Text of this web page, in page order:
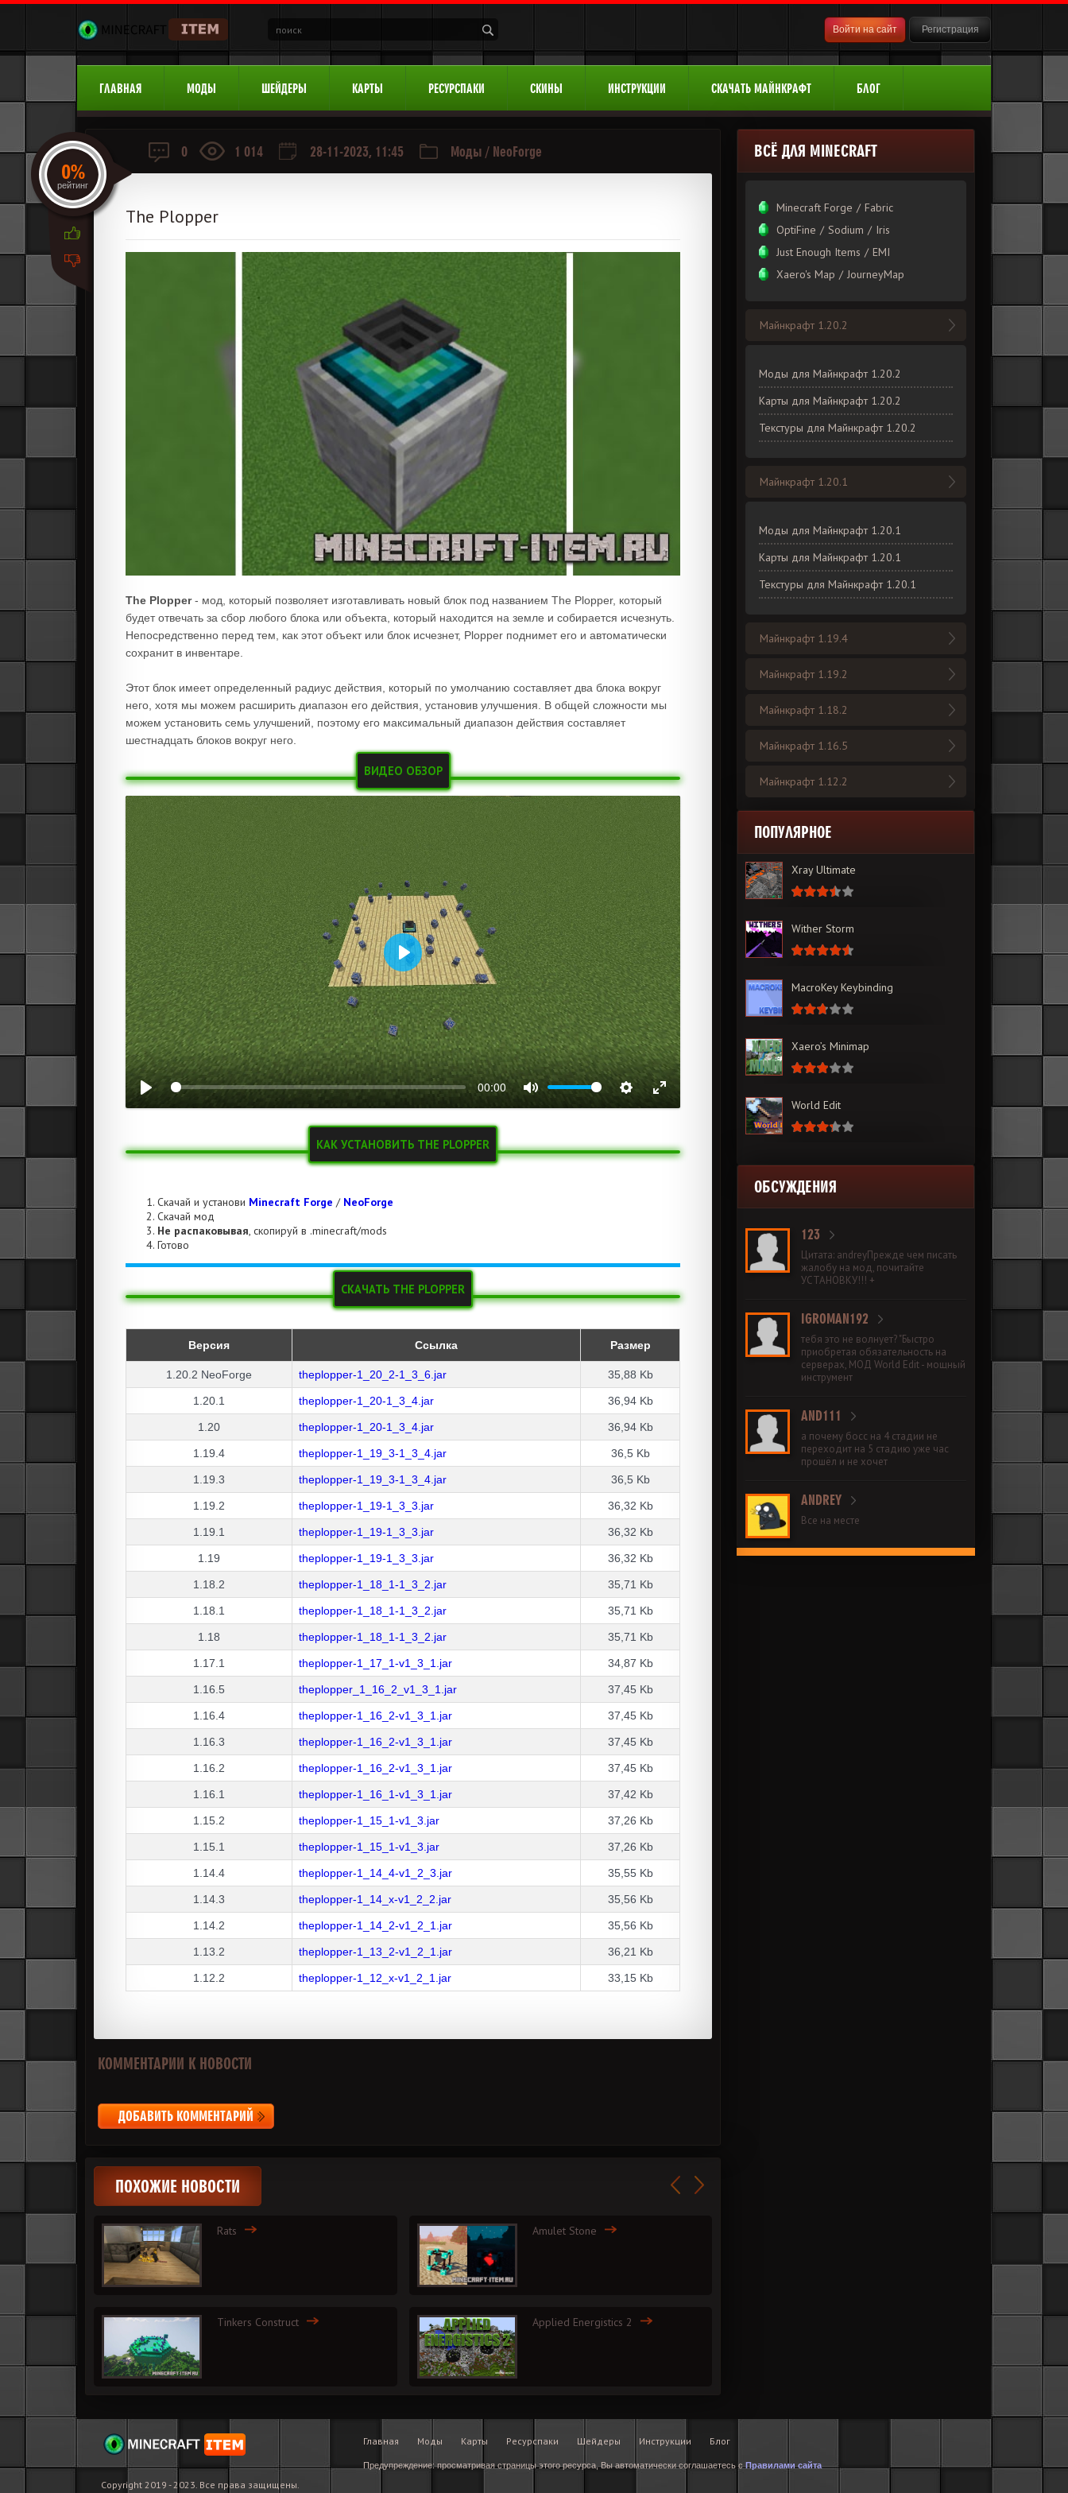
Войти на сайт Регистрация
ГЛАВНАЯ МОДЫ ШЕЙДЕРЫ КАРТЫ РЕСУРСПАКИ СКИНЫ ИНСТРУКЦИИ СКАЧАТЬ МАЙНКРАФТ БЛОГ
0 1 014 28-11-2023, 11:45 Моды / NeoForge
The Plopper
The Plopper- мод, который позволяет изготавливать новый блок под названием The Plopper, который
будет отвечать за сбор любого блока или объекта, который находится на земле и собирается исчезнуть.
Непосредственно перед тем, как этот объект или блок исчезнет, Plopper поднимет его и автоматически
сохранит в инвентаре.
Этот блок имеет определенный радиус действия, который по умолчанию составляет два блока вокруг
него, хотя мы можем расширить диапазон его действия, установив улучшения. В общей сложности мы
можем установить семь улучшений, поэтому его максимальный диапазон действия составляет
шестнадцать блоков вокруг него.
ВИДЕО ОБЗОР
00:00
Воспроизвести
КАК УСТАНОВИТЬ THE PLOPPER
Скачай и установи Minecraft Forge / NeoForge
Скачай мод
Не распаковывая, скопируй в .minecraft/mods
Готово
СКАЧАТЬ THE PLOPPER
Версия Ссылка Размер
1.20.2 NeoForge theplopper-1_20_2-1_3_6.jar 35,88 Kb
1.20.1 theplopper-1_20-1_3_4.jar 36,94 Kb
1.20 theplopper-1_20-1_3_4.jar 36,94 Kb
1.19.4 theplopper-1_19_3-1_3_4.jar 36,5 Kb
1.19.3 theplopper-1_19_3-1_3_4.jar 36,5 Kb
1.19.2 theplopper-1_19-1_3_3.jar 36,32 Kb
1.19.1 theplopper-1_19-1_3_3.jar 36,32 Kb
1.19 theplopper-1_19-1_3_3.jar 36,32 Kb
1.18.2 theplopper-1_18_1-1_3_2.jar 35,71 Kb
1.18.1 theplopper-1_18_1-1_3_2.jar 35,71 Kb
1.18 theplopper-1_18_1-1_3_2.jar 35,71 Kb
1.17.1 theplopper-1_17_1-v1_3_1.jar 34,87 Kb
1.16.5 theplopper_1_16_2_v1_3_1.jar 37,45 Kb
1.16.4 theplopper-1_16_2-v1_3_1.jar 37,45 Kb
1.16.3 theplopper-1_16_2-v1_3_1.jar 37,45 Kb
1.16.2 theplopper-1_16_2-v1_3_1.jar 37,45 Kb
1.16.1 theplopper-1_16_1-v1_3_1.jar 37,42 Kb
1.15.2 theplopper-1_15_1-v1_3.jar 37,26 Kb
1.15.1 theplopper-1_15_1-v1_3.jar 37,26 Kb
1.14.4 theplopper-1_14_4-v1_2_3.jar 35,55 Kb
1.14.3 theplopper-1_14_x-v1_2_2.jar 35,56 Kb
1.14.2 theplopper-1_14_2-v1_2_1.jar 35,56 Kb
1.13.2 theplopper-1_13_2-v1_2_1.jar 36,21 Kb
1.12.2 theplopper-1_12_x-v1_2_1.jar 33,15 Kb
0%
рейтинг
КОММЕНТАРИИ К НОВОСТИ
ДОБАВИТЬ КОММЕНТАРИЙ
ПОХОЖИЕ НОВОСТИ
Rats
Tinkers Construct
Amulet Stone
Applied Energistics 2
ВСЁ ДЛЯ MINECRAFT
Minecraft Forge / Fabric
OptiFine / Sodium / Iris
Just Enough Items / EMI
Xаero's Mаp / JourneyMap
Майнкрафт 1.20.2
Моды для Майнкрафт 1.20.2
Карты для Майнкрафт 1.20.2
Текстуры для Майнкрафт 1.20.2
Майнкрафт 1.20.1
Моды для Майнкрафт 1.20.1
Карты для Майнкрафт 1.20.1
Текстуры для Майнкрафт 1.20.1
Майнкрафт 1.19.4
Майнкрафт 1.19.2
Майнкрафт 1.18.2
Майнкрафт 1.16.5
Майнкрафт 1.12.2
ПОПУЛЯРНОЕ
Xray Ultimate
Wither Storm
MacroKey Keybinding
Xaero’s Minimap
World Edit
ОБСУЖДЕНИЯ
123
Цитата: andreyПрежде чем писать
жалобу на мод, почитайте
УСТАНОВКУ!!! +
IGROMAN192
тебя это не волнует? "Быстро
приобретая обязательность на
серверах, МОД World Edit - мощный
инструмент
AND111
а почему босс на 4 стадии не
переходит на 5 стадию уже час
прошёл и не хочет
ANDREY
Все на месте
Copyright 2019 - 2023. Все права защищены.
Главная Моды Карты Ресурспаки Шейдеры Инструкции Блог
Предупреждение: просматривая страницы этого ресурса, Вы автоматически соглашаетесь сПравилами сайта